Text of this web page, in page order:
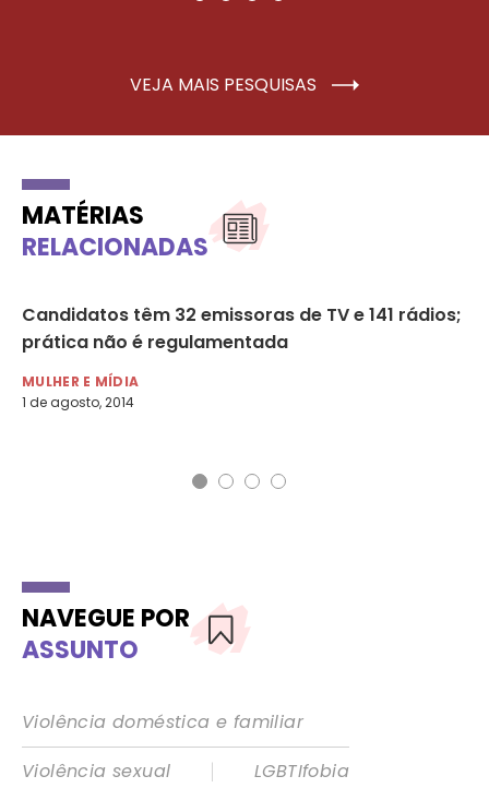
VEJA MAIS PESQUISAS
MATÉRIAS
RELACIONADAS
Candidatos têm 32 emissoras de TV e 141 rádios;
prática não é regulamentada
MULHER E MÍDIA
1 de agosto, 2014
NAVEGUE POR
ASSUNTO
Violência doméstica e familiar
Violência sexual
|
LGBTIfobia